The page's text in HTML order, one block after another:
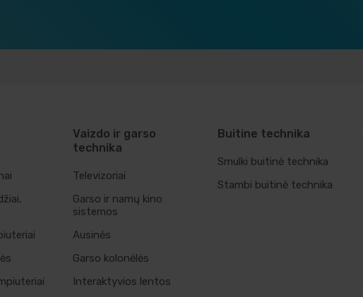
Vaizdo ir garso
technika
Televizoriai
Garso ir namų kino
sistemos
Ausinės
Garso kolonėlės
Interaktyvios lentos
Buitine technika
Smulki buitinė technika
Stambi buitinė technika